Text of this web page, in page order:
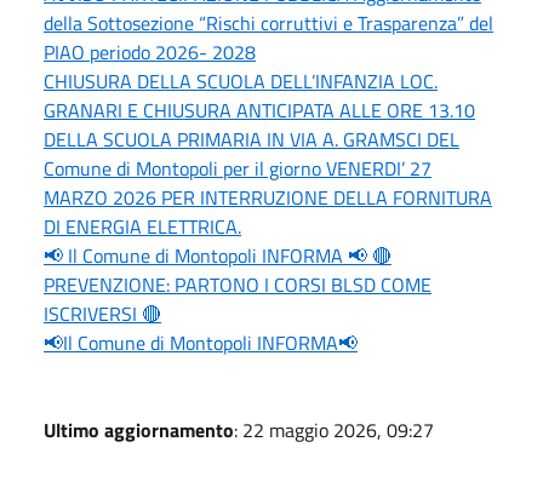
della Sottosezione “Rischi corruttivi e Trasparenza” del
PIAO periodo 2026- 2028
CHIUSURA DELLA SCUOLA DELL’INFANZIA LOC.
GRANARI E CHIUSURA ANTICIPATA ALLE ORE 13.10
DELLA SCUOLA PRIMARIA IN VIA A. GRAMSCI DEL
Comune di Montopoli per il giorno VENERDI’ 27
MARZO 2026 PER INTERRUZIONE DELLA FORNITURA
DI ENERGIA ELETTRICA.
📢 Il Comune di Montopoli INFORMA 📢 🔴
PREVENZIONE: PARTONO I CORSI BLSD COME
ISCRIVERSI 🔴
📢Il Comune di Montopoli INFORMA📢
Ultimo aggiornamento: 22 maggio 2026, 09:27